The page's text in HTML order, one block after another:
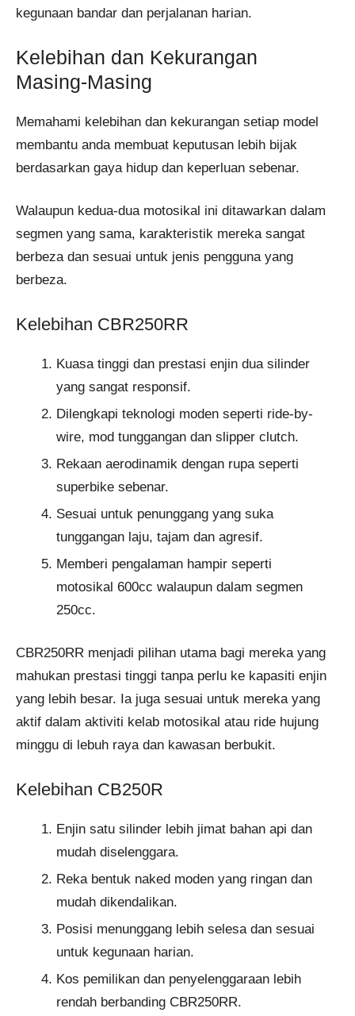
kegunaan bandar dan perjalanan harian.
Kelebihan dan Kekurangan
Masing-Masing
Memahami kelebihan dan kekurangan setiap model
membantu anda membuat keputusan lebih bijak
berdasarkan gaya hidup dan keperluan sebenar.
Walaupun kedua-dua motosikal ini ditawarkan dalam
segmen yang sama, karakteristik mereka sangat
berbeza dan sesuai untuk jenis pengguna yang
berbeza.
Kelebihan CBR250RR
Kuasa tinggi dan prestasi enjin dua silinder
yang sangat responsif.
Dilengkapi teknologi moden seperti ride-by-
wire, mod tunggangan dan slipper clutch.
Rekaan aerodinamik dengan rupa seperti
superbike sebenar.
Sesuai untuk penunggang yang suka
tunggangan laju, tajam dan agresif.
Memberi pengalaman hampir seperti
motosikal 600cc walaupun dalam segmen
250cc.
CBR250RR menjadi pilihan utama bagi mereka yang
mahukan prestasi tinggi tanpa perlu ke kapasiti enjin
yang lebih besar. Ia juga sesuai untuk mereka yang
aktif dalam aktiviti kelab motosikal atau ride hujung
minggu di lebuh raya dan kawasan berbukit.
Kelebihan CB250R
Enjin satu silinder lebih jimat bahan api dan
mudah diselenggara.
Reka bentuk naked moden yang ringan dan
mudah dikendalikan.
Posisi menunggang lebih selesa dan sesuai
untuk kegunaan harian.
Kos pemilikan dan penyelenggaraan lebih
rendah berbanding CBR250RR.